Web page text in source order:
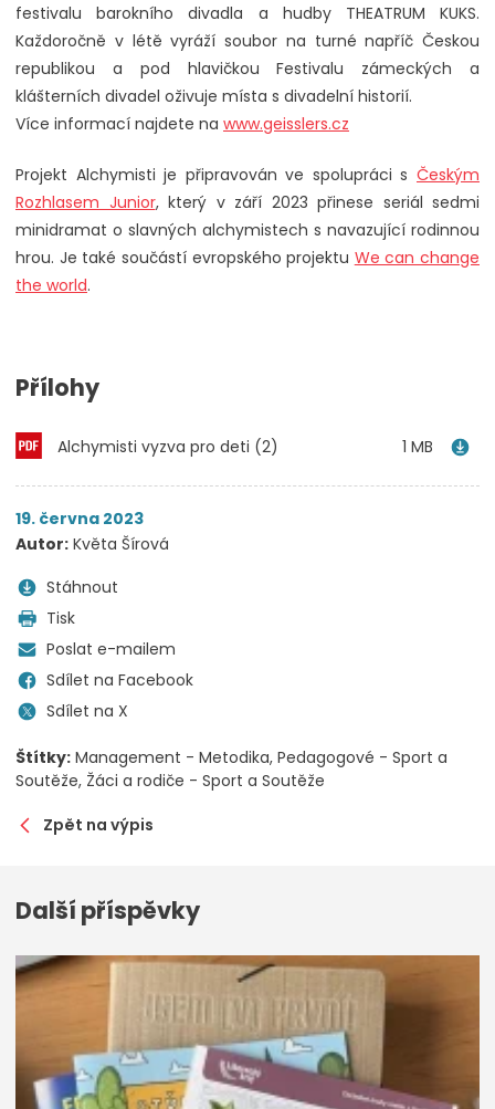
festivalu barokního divadla a hudby THEATRUM KUKS.
Každoročně v létě vyráží soubor na turné napříč Českou
republikou a pod hlavičkou Festivalu zámeckých a
klášterních divadel oživuje místa s divadelní historií.
Více informací najdete na www.geisslers.cz
Projekt Alchymisti je připravován ve spolupráci s Českým
Rozhlasem Junior, který v září 2023 přinese seriál sedmi
minidramat o slavných alchymistech s navazující rodinnou
hrou. Je také součástí evropského projektu We can change
the world.
Přílohy
Alchymisti vyzva pro deti (2) 1 MB
19. června 2023
Autor: Květa Šírová
Stáhnout
Tisk
Poslat e-mailem
Sdílet na Facebook
Sdílet na X
Štítky: Management - Metodika Pedagogové - Sport a
Soutěže Žáci a rodiče - Sport a Soutěže
Zpět na výpis
Další příspěvky